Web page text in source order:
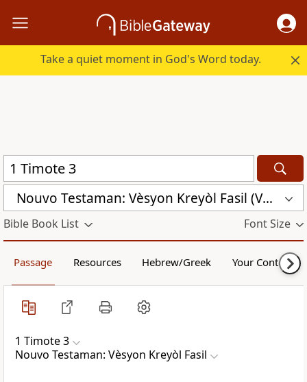
Take a quiet moment in God's Word today.
Nouvo Testaman: Vèsyon Kreyòl Fasil (VKF)
Bible Book List Font Size
Passage Resources Hebrew/Greek Your Content
1 Timote 3
Nouvo Testaman: Vèsyon Kreyòl Fasil